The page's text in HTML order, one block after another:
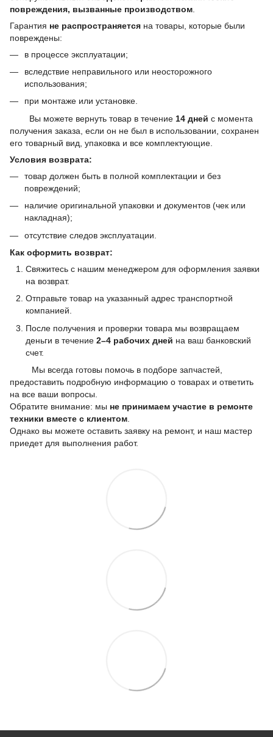
повреждения, вызванные производством
Гарантия не распространяется на товары, которые были
повреждены:
в процессе эксплуатации;
вследствие неправильного или неосторожного
использования;
при монтаже или установке.
Вы можете вернуть товар в течение 14 дней с момента
получения заказа, если он не был в использовании, сохранен
его товарный вид, упаковка и все комплектующие.
Условия возврата:
товар должен быть в полной комплектации и без
повреждений;
наличие оригинальной упаковки и документов (чек или
накладная);
отсутствие следов эксплуатации.
Как оформить возврат:
Свяжитесь с нашим менеджером для оформления заявки
на возврат.
Отправьте товар на указанный адрес транспортной
компанией.
После получения и проверки товара мы возвращаем
деньги в течение 2–4 рабочих дней на ваш банковский
счет.
Мы всегда готовы помочь в подборе запчастей,
предоставить подробную информацию о товарах и ответить
на все ваши вопросы.
Обратите внимание: мы не принимаем участие в ремонте
техники вместе с клиентом
Однако вы можете оставить заявку на ремонт, и наш мастер
приедет для выполнения работ.